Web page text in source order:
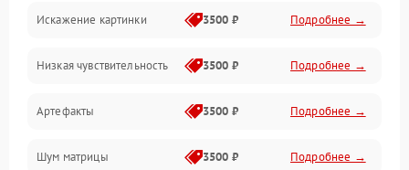
Электропитание
Измерения
Матрица
Проблемы питания
Искажение картинки 3500 ₽ Подробнее →
Низкая чувствительность 3500 ₽ Подробнее →
Артефакты 3500 ₽ Подробнее →
Шум матрицы 3500 ₽ Подробнее →